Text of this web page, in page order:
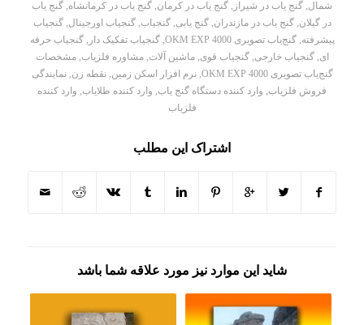
شمال, گنج یاب در شیراز , گنج یاب در کرمان, گنج یاب در کرمانشاه, گنج یاب
در گیلان,گنج یاب در مازندران,گنج یابی,گنجیاب,گنجیاب اورجینال,گنجیاب
پیشرفته,گنج‌یاب تصویری OKM EXP 4000 ,گنجیاب تفکیک دار ,گنجیاب حرفه
ای,گنجیاب خارجی,گنجیاب قوی,ماشین آلات,مشاوره فلزیاب,مشخصات
گنج‌یاب تصویری OKM EXP 4000
,نرم افزار اسکن زمین,نقطه زن,نمایندگی
فروش فلزیاب, وارد کننده دستگاه گنج یاب, وارد کننده طلایاب, وارد کننده
فلزیاب
اشتراک این مطلب
شاید این موارد نیز مورد علاقه شما باشد